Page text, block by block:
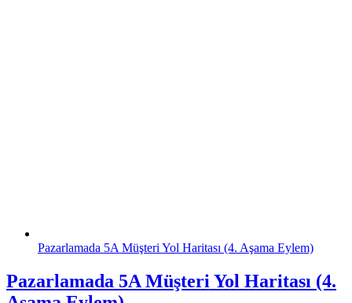
Pazarlamada 5A Müşteri Yol Haritası (4. Aşama Eylem)
Pazarlamada 5A Müşteri Yol Haritası (4.